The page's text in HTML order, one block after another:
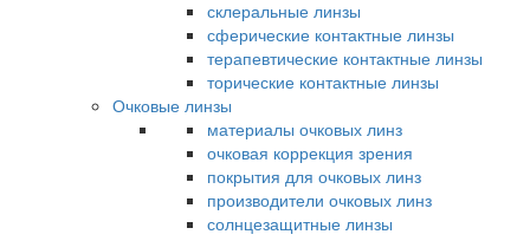
склеральные линзы
сферические контактные линзы
терапевтические контактные линзы
торические контактные линзы
Очковые линзы
материалы очковых линз
очковая коррекция зрения
покрытия для очковых линз
производители очковых линз
солнцезащитные линзы